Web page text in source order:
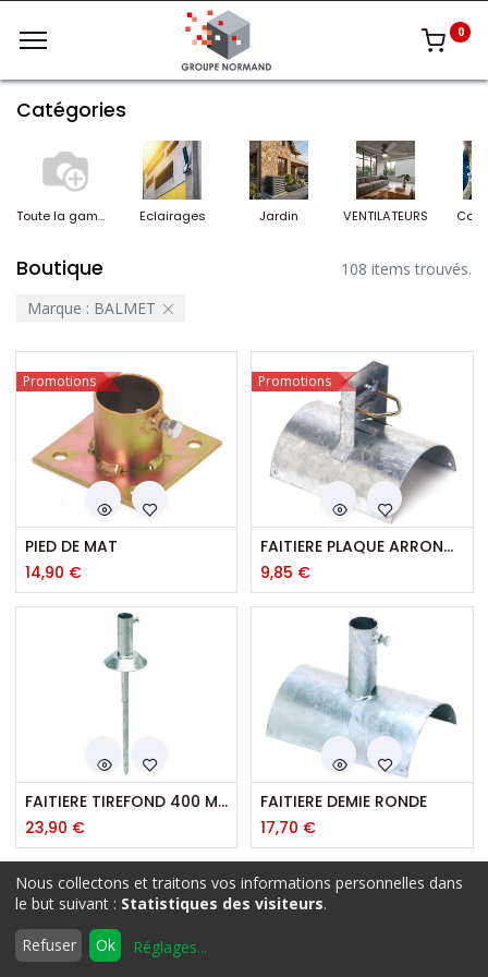
Filtres
Accueil Rechercher
0
Catégories
Toute la gamme Eclairages Jardin VENTILATEURS
Boutique
108 items trouvés.
Marque : BALMET
PIED DE MAT
14,90 €
Promotions
FAITIERE PLAQUE ARRONDIE
9,85 €
Promotions
FAITIERE TIREFOND 400 MM 147
23,90 €
FAITIERE DEMIE RONDE
17,70 €
Promotions
Nous collectons et traitons vos informations personnelles dans
le but suivant : Statistiques des visiteurs.
Refuser Ok Réglages...